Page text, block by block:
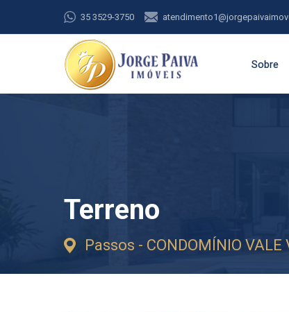
35 3529-3750
Sobre
Terreno
Passos - CONDOMÍNIO VALE